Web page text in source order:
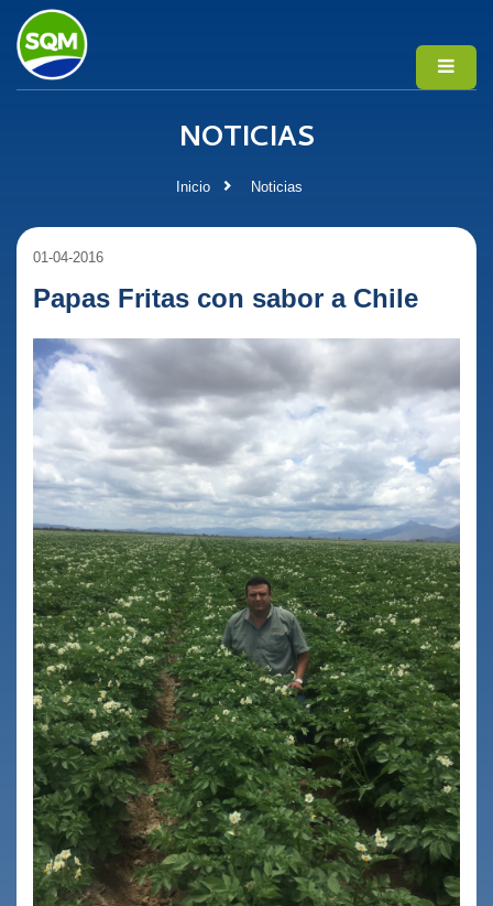
NOTICIAS
Inicio Noticias
01-04-2016
Papas Fritas con sabor a Chile